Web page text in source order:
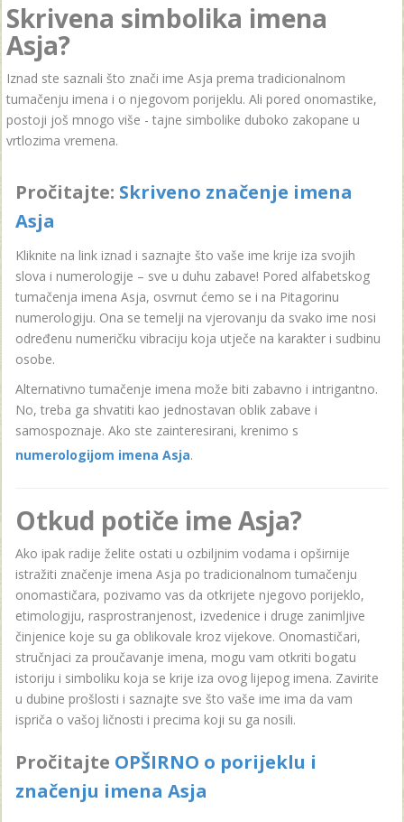
Skrivena simbolika imena
Asja?
Iznad ste saznali što znači ime Asja prema tradicionalnom
tumačenju imena i o njegovom porijeklu. Ali pored onomastike,
postoji još mnogo više - tajne simbolike duboko zakopane u
vrtlozima vremena.
Pročitajte: Skriveno značenje imena
Asja
Kliknite na link iznad i saznajte što vaše ime krije iza svojih
slova i numerologije – sve u duhu zabave! Pored alfabetskog
tumačenja imena Asja, osvrnut ćemo se i na Pitagorinu
numerologiju. Ona se temelji na vjerovanju da svako ime nosi
određenu numeričku vibraciju koja utječe na karakter i sudbinu
osobe.
Alternativno tumačenje imena može biti zabavno i intrigantno.
No, treba ga shvatiti kao jednostavan oblik zabave i
samospoznaje. Ako ste zainteresirani, krenimo s
numerologijom imena Asja.
Otkud potiče ime Asja?
Ako ipak radije želite ostati u ozbiljnim vodama i opširnije
istražiti značenje imena Asja po tradicionalnom tumačenju
onomastičara, pozivamo vas da otkrijete njegovo porijeklo,
etimologiju, rasprostranjenost, izvedenice i druge zanimljive
činjenice koje su ga oblikovale kroz vijekove. Onomastičari,
stručnjaci za proučavanje imena, mogu vam otkriti bogatu
istoriju i simboliku koja se krije iza ovog lijepog imena. Zavirite
u dubine prošlosti i saznajte sve što vaše ime ima da vam
ispriča o vašoj ličnosti i precima koji su ga nosili.
Pročitajte OPŠIRNO o porijeklu i
značenju imena Asja